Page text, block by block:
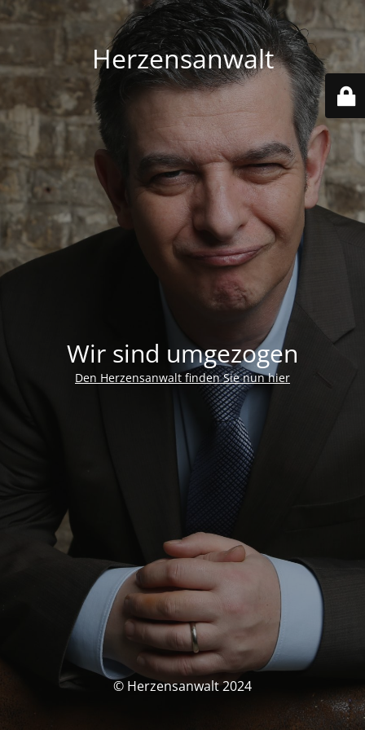
Herzensanwalt
Wir sind umgezogen
Den Herzensanwalt finden Sie nun hier
© Herzensanwalt 2024